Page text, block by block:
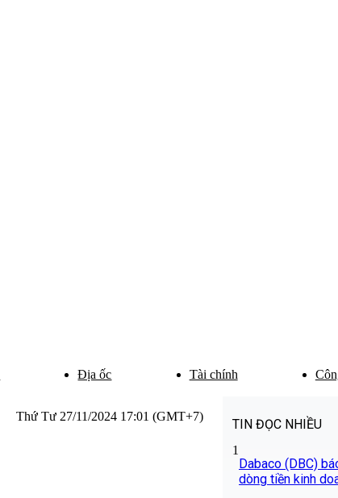
Địa ốc Tài chính
Thứ Tư 27/11/2024 17:01 (GMT+7)
TIN ĐỌC NHIỀU
1
Dabaco (DBC)
dòng tiền kinh